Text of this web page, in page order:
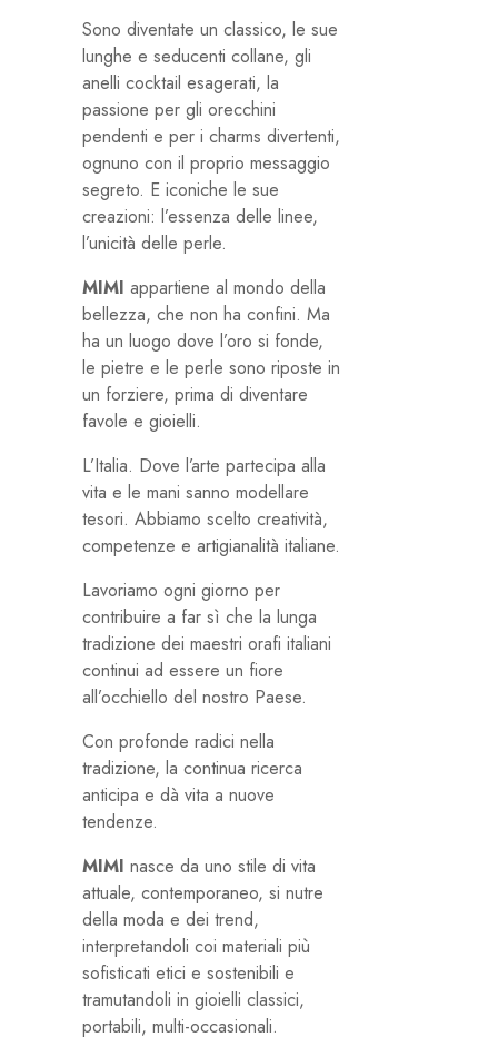
Sono diventate un classico, le sue
lunghe e seducenti collane, gli
anelli cocktail esagerati, la
passione per gli orecchini
pendenti e per i charms divertenti,
ognuno con il proprio messaggio
segreto. E iconiche le sue
creazioni: l’essenza delle linee,
l’unicità delle perle.
MIMI appartiene al mondo della
bellezza, che non ha confini. Ma
ha un luogo dove l’oro si fonde,
le pietre e le perle sono riposte in
un forziere, prima di diventare
favole e gioielli.
L’Italia. Dove l’arte partecipa alla
vita e le mani sanno modellare
tesori. Abbiamo scelto creatività,
competenze e artigianalità italiane.
Lavoriamo ogni giorno per
contribuire a far sì che la lunga
tradizione dei maestri orafi italiani
continui ad essere un fiore
all’occhiello del nostro Paese.
Con profonde radici nella
tradizione, la continua ricerca
anticipa e dà vita a nuove
tendenze.
MIMI nasce da uno stile di vita
attuale, contemporaneo, si nutre
della moda e dei trend,
interpretandoli coi materiali più
sofisticati etici e sostenibili e
tramutandoli in gioielli classici,
portabili, multi-occasionali.